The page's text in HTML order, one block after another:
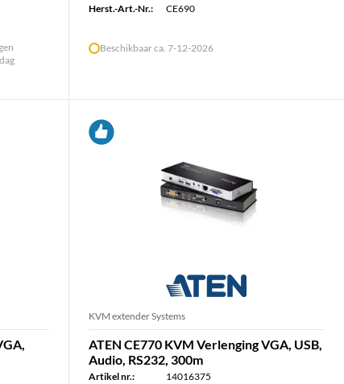
Herst.-Art.-Nr.:
CE690
Beschikbaar ca. 7-12-2026
KVM extender Systems
ATEN CE770 KVM Verlenging VGA, USB,
Audio, RS232, 300m
Artikel nr.:
14016375